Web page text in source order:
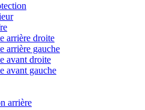
arrière droite
arrière gauche
avant droite
avant gauche
arrière